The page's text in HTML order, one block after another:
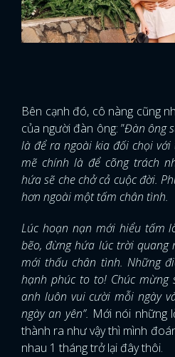
Bên cạnh đó, cô nàng cũng
của người đàn ông: ”Đàn ông
là để ra ngoài kia đối chọi
mẽ chính là để cõng trách
hứa sẽ che chở cả cuộc đời.
hơn ngoài một tấm chân tình.
Lúc hoạn nạn mới hiểu tấm
bẽo, đừng hứa lúc trời quang
mới thấu chân tình. Những
hạnh phúc to to! Chúc mừng
anh luôn vui cười mỗi ngày
ngày an yên”. Mới nói những
thành ra như vậy thì mình
nhau 1 tháng trở lại đây thôi.